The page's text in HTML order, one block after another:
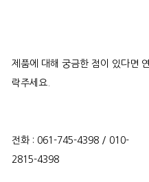
제품에 대해 궁금한 점이 있다면 연
락주세요.
전화 : 061-745-4398 / 010-
2815-4398